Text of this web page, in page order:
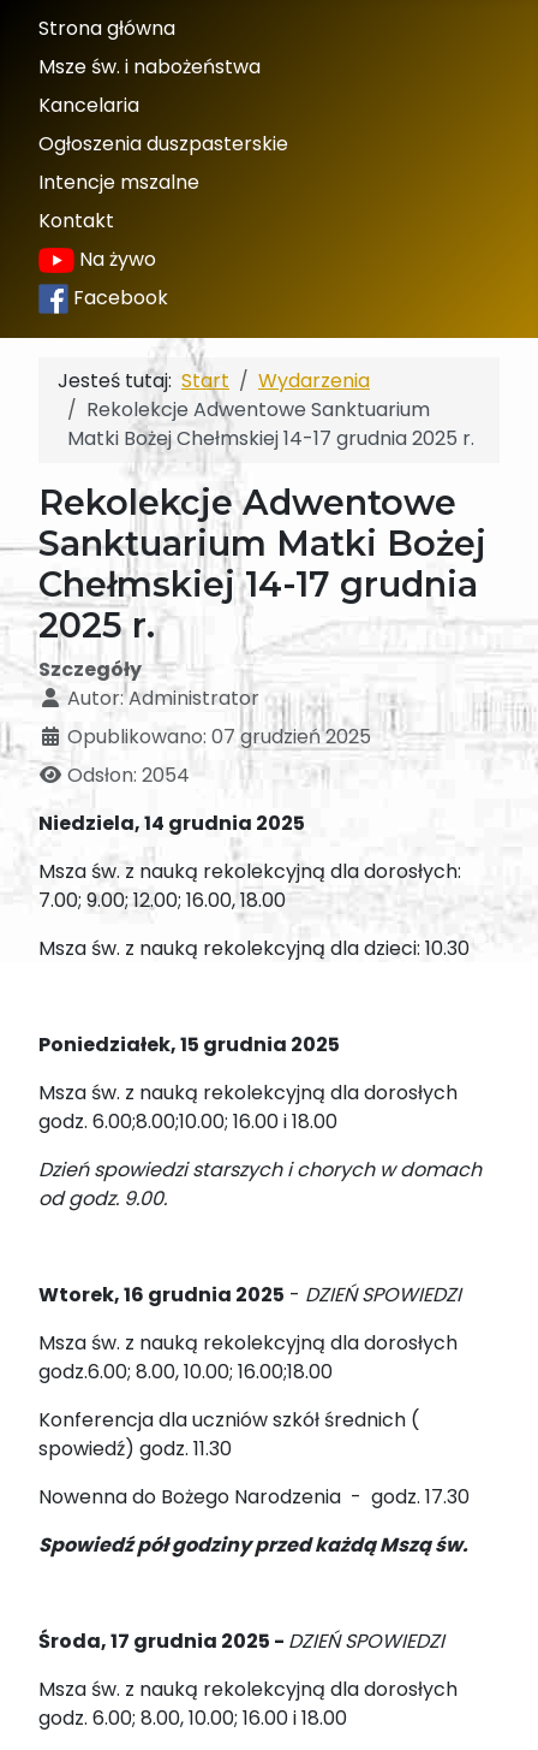
Strona główna
Msze św. i nabożeństwa
Kancelaria
Ogłoszenia duszpasterskie
Intencje mszalne
Kontakt
Na żywo
Facebook
Jesteś tutaj: Start
Wydarzenia
Rekolekcje Adwentowe Sanktuarium
Matki Bożej Chełmskiej 14-17 grudnia 2025 r.
Rekolekcje Adwentowe
Sanktuarium Matki Bożej
Chełmskiej 14-17 grudnia
2025 r.
Szczegóły
Autor:Administrator
Opublikowano: 07 grudzień 2025
Odsłon: 2054
Niedziela, 14 grudnia 2025
Msza św. z nauką rekolekcyjną dla dorosłych:
7.00; 9.00; 12.00; 16.00, 18.00
Msza św. z nauką rekolekcyjną dla dzieci: 10.30
Poniedziałek, 15 grudnia 2025
Msza św. z nauką rekolekcyjną dla dorosłych
godz. 6.00;8.00;10.00; 16.00 i 18.00
Dzień spowiedzi starszych i chorych w domach
od godz. 9.00.
Wtorek, 16 grudnia 2025 - DZIEŃ SPOWIEDZI
Msza św. z nauką rekolekcyjną dla dorosłych
godz.6.00; 8.00, 10.00; 16.00;18.00
Konferencja dla uczniów szkół średnich (
spowiedź) godz. 11.30
Nowenna do Bożego Narodzenia - godz. 17.30
Spowiedź pół godziny przed każdą Mszą św.
Środa, 17 grudnia 2025 - DZIEŃ SPOWIEDZI
Msza św. z nauką rekolekcyjną dla dorosłych
godz. 6.00; 8.00, 10.00; 16.00 i 18.00